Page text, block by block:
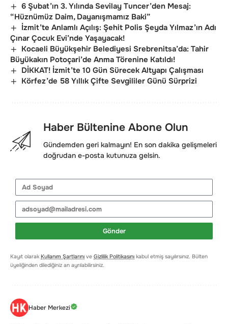
6 Şubat’ın 3. Yılında Sevilay Tuncer’den Mesaj:
“Hüznümüz Daim, Dayanışmamız Baki”
İzmit’te Anlamlı Açılış: Şehit Polis Şeyda Yılmaz’ın Adı
Çınar Çocuk Evi’nde Yaşayacak!
Kocaeli Büyükşehir Belediyesi Srebrenitsa’da: Tahir
Büyükakın Potoçari’de Anma Törenine Katıldı!
DİKKAT! İzmit’te 10 Gün Sürecek Altyapı Çalışması
Körfez’de 58 Yıllık Çifte Sevgililer Günü Sürprizi
Haber Bültenine Abone Olun
Gündemden geri kalmayın! En son dakika gelişmeleri
doğrudan e-posta kutunuza gelsin.
Gönder
Kayıt olarak Kullanım Şartlarını ve Gizlilik Politikasını kabul etmiş sayılırsınız. Bülten
üyeliğinden dilediğiniz an ayrılabilirsiniz.
Haber Merkezi